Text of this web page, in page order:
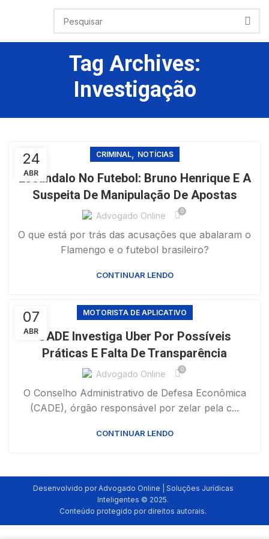
Tag Archives:
Investigação
24
ABR
CRIMINAL, NOTÍCIAS
Escândalo No Futebol: Bruno Henrique E A
Suspeita De Manipulação De Apostas
Advogado Online 0
O que está por trás das acusações que abalaram o
Flamengo e o futebol brasileiro?
CONTINUAR LENDO
07
ABR
MOTORISTA DE APLICATIVO
CADE Investiga Uber Por Possíveis
Práticas E Falta De Transparência
Advogado Online 0
O Conselho Administrativo de Defesa Econômica
(CADE), órgão responsável por zelar pela c...
CONTINUAR LENDO
Desenvolvido por Advogado Online | Soluções Jurídicas
Inteligentes © 2025.
Conteúdo protegido por direitos autorais.